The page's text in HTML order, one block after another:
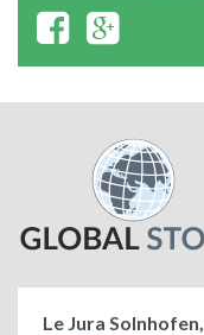
Le Jura